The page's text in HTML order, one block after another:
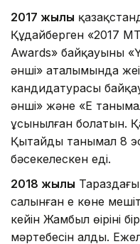
2017 жылы
Құдайберген «2017
Awards» байқауының
әнші» аталымында
кандидатурасы
әнші» және «Ең
ұсынылған болатын.
Қытайдың танымал 8
бәсекелескен еді.
2018 жылы Тараздағы
салынған ең көне
кейін Жамбыл өңірінің
мәртебесін алды.